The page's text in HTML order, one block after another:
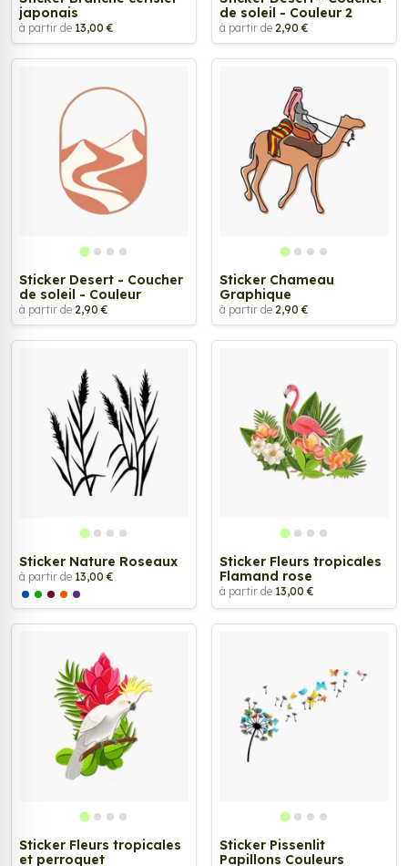
japonais
à partir de 13,00 €
de soleil - Couleur 2
à partir de 2,90 €
Sticker Desert - Coucher
de soleil - Couleur
à partir de 2,90 €
Sticker Chameau
Graphique
à partir de 2,90 €
Sticker Nature Roseaux
à partir de 13,00 €
Sticker Fleurs tropicales
Flamand rose
à partir de 13,00 €
Sticker Fleurs tropicales
et perroquet
Sticker Pissenlit
Papillons Couleurs